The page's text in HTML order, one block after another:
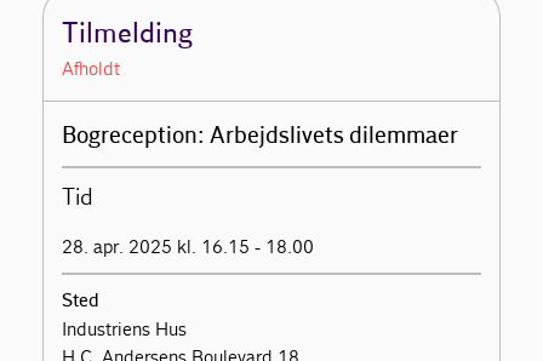
Tilmelding
Afholdt
Bogreception: Arbejdslivets dilemmaer
Tid
28. apr. 2025 kl. 16.15 - 18.00
Sted
Industriens Hus